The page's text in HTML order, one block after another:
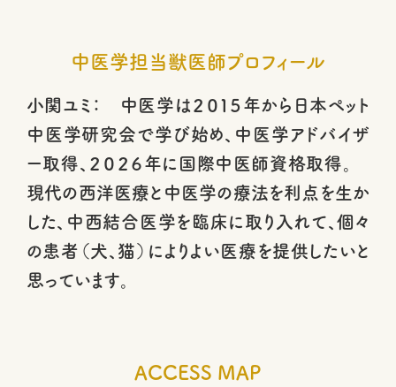
中医学担当獣医師プロフィール
小関ユミ： 中医学は２０１５年から日本ペット
中医学研究会で学び始め、中医学アドバイザ
ー取得、２０２６年に国際中医師資格取得。
現代の西洋医療と中医学の療法を利点を生か
した、中西結合医学を臨床に取り入れて、個々
の患者（犬、猫）によりよい医療を提供したいと
思っています。
ACCESS MAP